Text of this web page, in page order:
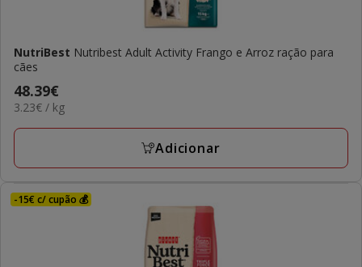
NutriBest Nutribest Adult Activity Frango e Arroz ração para
cães
Preço
48.39€
48.39€
3.23€
KG
3.23€ / kg
Adicionar
-15€ c/ cupão 💰